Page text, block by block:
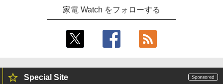
家電 Watch をフォローする
Special Site